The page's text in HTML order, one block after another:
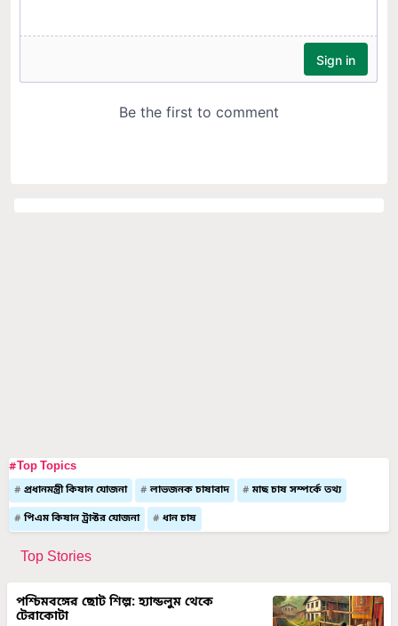
#Top Topics
প্রধানমন্ত্রী কিষান যোজনা লাভজনক চাষাবাদ মাছ চাষ সম্পর্কে তথ্য
পিএম কিষান ট্রাক্টর যোজনা ধান চাষ
Top Stories
পশ্চিমবঙ্গের ছোট শিল্প: হ্যান্ডলুম থেকে
টেরাকোটা